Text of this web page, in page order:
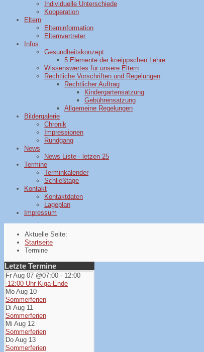
Individuelle Unterschiede
Kooperation
Eltern
Elterninformation
Elternvertreter
Infos
Gesundheitskonzept
5 Elemente der kneippschen Lehre
Wissenswertes für unsere Eltern
Rechtliche Vorschriften und Regelungen
Rechtlicher Auftrag
Kindergartensatzung
Gebührensatzung
Allgemeine Regelungen
Bildergalerie
Chronik
Impressionen
Rundgang
News
News Liste - letzen 25
Termine
Terminkalender
Schließtage
Kontakt
Kontaktdaten
Lageplan
Impressum
Aktuelle Seite:
Startseite
Termine
Letzte Termine
Fr Aug 07 @07:00 - 12:00
-12:00 Uhr Kiga-Ende
Mo Aug 10
Sommerferien
Di Aug 11
Sommerferien
Mi Aug 12
Sommerferien
Do Aug 13
Sommerferien